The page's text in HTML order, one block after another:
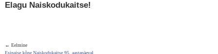
Elagu Naiskodukaitse!
← Eelmine
Esinaise kõne Naiskodukaitse 95. aastapäeval